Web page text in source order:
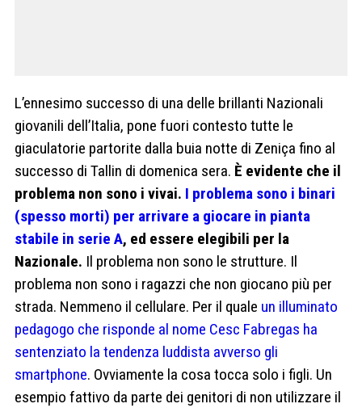
L’ennesimo successo di una delle brillanti Nazionali
giovanili dell’Italia, pone fuori contesto tutte le
giaculatorie partorite dalla buia notte di Zeniça fino al
successo di Tallin di domenica sera. È evidente che il
problema non sono i vivai. I problema sono i binari
(spesso morti) per arrivare a giocare in pianta
stabile in serie A, ed essere elegibili per la
Nazionale. Il problema non sono le strutture. Il
problema non sono i ragazzi che non giocano più per
strada. Nemmeno il cellulare. Per il quale un illuminato
pedagogo che risponde al nome Cesc Fabregas ha
sentenziato la tendenza luddista avverso gli
smartphone. Ovviamente la cosa tocca solo i figli. Un
esempio fattivo da parte dei genitori di non utilizzare il